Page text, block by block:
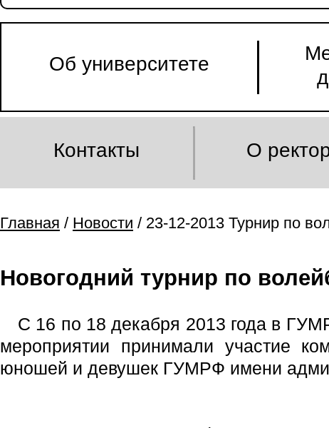
Об университете
Контакты О
Главная / Новости / 23-12-2013 Турнир по
Новогодний турнир по
С 16 по 18 декабря 2013 года в
мероприятии принимали участие
юношей и девушек ГУМРФ имени